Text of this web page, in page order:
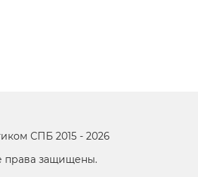
СПБ 2015 - 2026
права защищены.